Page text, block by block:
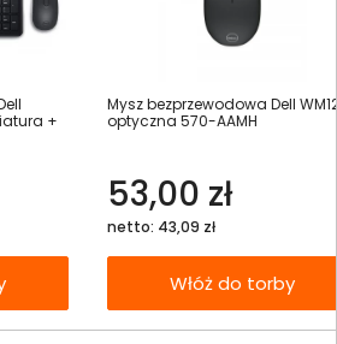
+
Mysz bezprzewodowa Dell
optyczna 570-AAMH
53,00 zł
netto: 43,09 zł
Włóż do torby